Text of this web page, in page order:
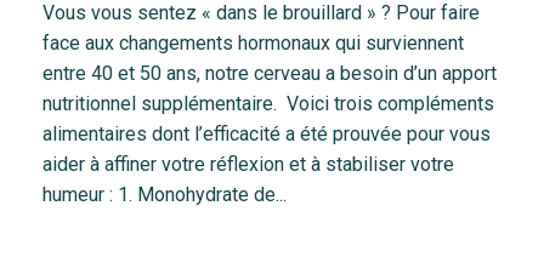
Vous vous sentez « dans le brouillard » ? Pour faire
face aux changements hormonaux qui surviennent
entre 40 et 50 ans, notre cerveau a besoin d’un apport
nutritionnel supplémentaire. Voici trois compléments
alimentaires dont l’efficacité a été prouvée pour vous
aider à affiner votre réflexion et à stabiliser votre
humeur : 1. Monohydrate de...